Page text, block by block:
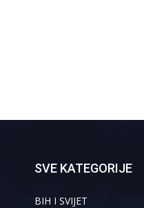
SVE KATEGORIJE
BIH I SVIJET